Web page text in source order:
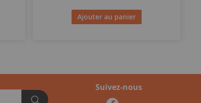
Ajouter au panier
Suivez-nous